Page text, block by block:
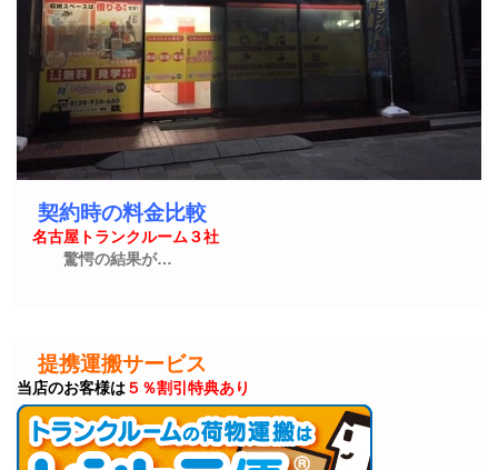
契約時の料金比較
名古屋トランクルーム３社
驚愕の結果が…
提携運搬サービス
当店のお客様は５％割引特典あり